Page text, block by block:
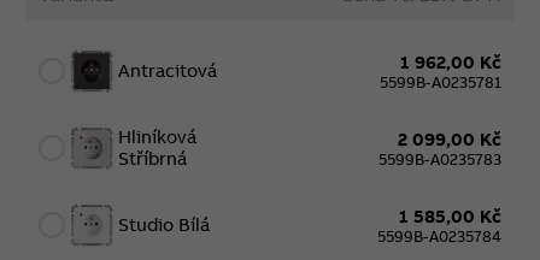
Antracitová 1 962,00 Kč
5599B-A0235781
Hliníková
Stříbrná
2 099,00 Kč
5599B-A0235783
Studio Bílá 1 585,00 Kč
5599B-A0235784